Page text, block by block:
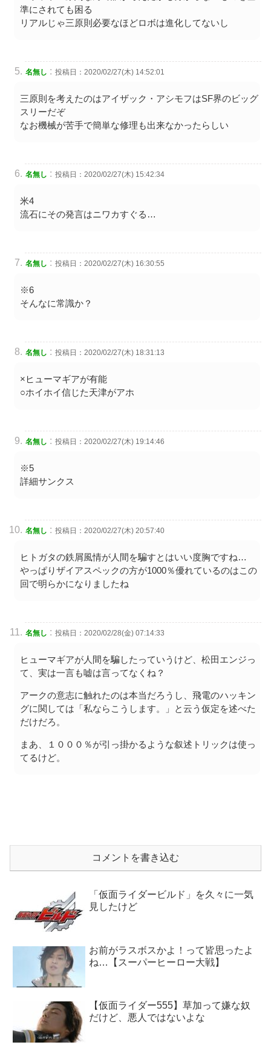
準にされても困る
リアルじゃ三原則必要なほどロボは進化してないし
名無し : 投稿日：2020/02/27(木) 14:52:01
三原則を考えたのはアイザック・アシモフはSF界のビッグ
スリーだぞ
なお機械が苦手で簡単な修理も出来なかったらしい
名無し : 投稿日：2020/02/27(木) 15:42:34
米4
流石にその発言はニワカすぐる…
名無し : 投稿日：2020/02/27(木) 16:30:55
※6
そんなに常識か？
名無し : 投稿日：2020/02/27(木) 18:31:13
×ヒューマギアが有能
○ホイホイ信じた天津がアホ
名無し : 投稿日：2020/02/27(木) 19:14:46
※5
詳細サンクス
名無し : 投稿日：2020/02/27(木) 20:57:40
ヒトガタの鉄屑風情が人間を騙すとはいい度胸ですね…
やっぱりザイアスペックの方が1000％優れているのはこの
回で明らかになりましたね
名無し : 投稿日：2020/02/28(金) 07:14:33
ヒューマギアが人間を騙したっていうけど、松田エンジっ
て、実は一言も嘘は言ってなくね？
アークの意志に触れたのは本当だろうし、飛電のハッキン
グに関しては「私ならこうします。」と云う仮定を述べた
だけだろ。
まあ、１０００％が引っ掛かるような叙述トリックは使っ
てるけど。
コメントを書き込む
「仮面ライダービルド」を久々に一気
見したけど
お前がラスボスかよ！って皆思ったよ
ね…【スーパーヒーロー大戦】
【仮面ライダー555】草加って嫌な奴
だけど、悪人ではないよな